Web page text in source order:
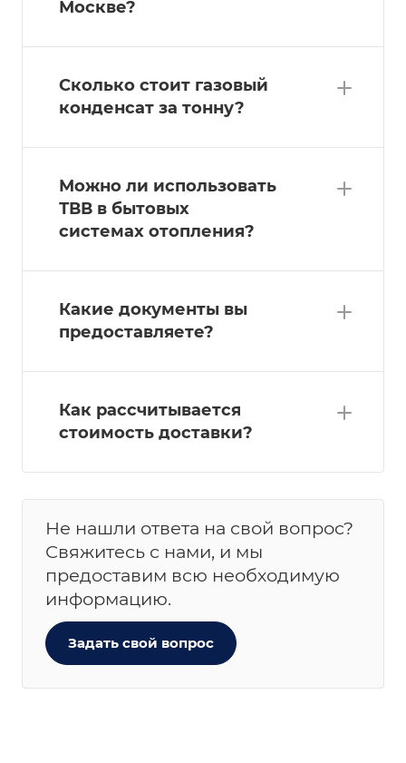
Москве?
Сколько стоит газовый
конденсат за тонну?
Можно ли использовать
ТВВ в бытовых
системах отопления?
Какие документы вы
предоставляете?
Как рассчитывается
стоимость доставки?
Не нашли ответа на свой вопрос?
Свяжитесь с нами, и мы
предоставим всю необходимую
информацию.
Задать свой вопрос